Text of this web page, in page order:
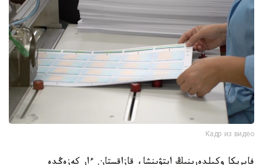
Кадр из видео